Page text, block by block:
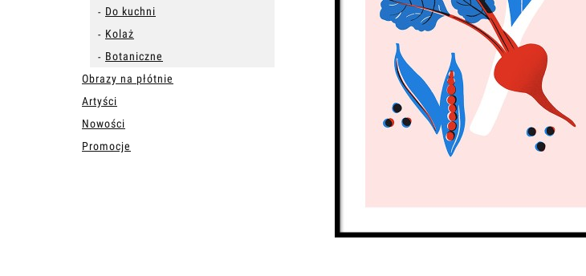
Do kuchni
Kolaż
Botaniczne
Obrazy na płótnie
Artyści
Nowości
Promocje